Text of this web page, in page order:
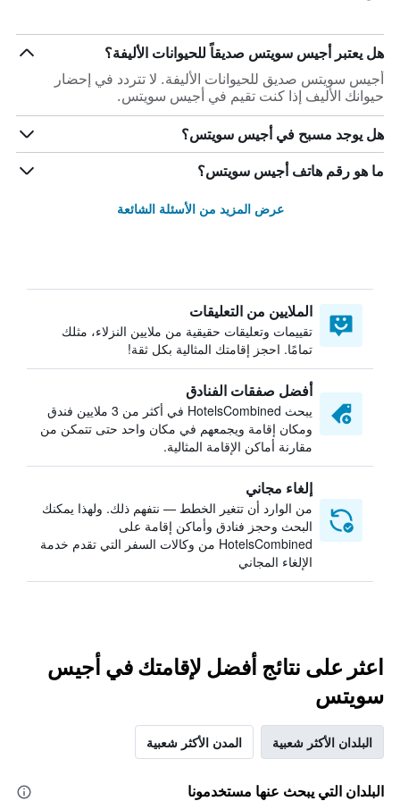
هل يعتبر أجيس سويتس صديقاً للحيوانات الأليفة؟
أجيس سويتس صديق للحيوانات الأليفة. لا تتردد في إحضار
حيوانك الأليف إذا كنت تقيم في أجيس سويتس.
هل يوجد مسبح في أجيس سويتس؟
ما هو رقم هاتف أجيس سويتس؟
عرض المزيد من الأسئلة الشائعة
الملايين من التعليقات
تقييمات وتعليقات حقيقية من ملايين النزلاء، مثلك
تمامًا. احجز إقامتك المثالية بكل ثقة!
أفضل صفقات الفنادق
يبحث HotelsCombined في أكثر من 3 ملايين فندق
ومكان إقامة ويجمعهم في مكان واحد حتى تتمكن من
مقارنة أماكن الإقامة المثالية.
إلغاء مجاني
من الوارد أن تتغير الخطط — نتفهم ذلك. ولهذا يمكنك
البحث وحجز فنادق وأماكن إقامة على
HotelsCombined من وكالات السفر التي تقدم خدمة
الإلغاء المجاني
اعثر على نتائج أفضل لإقامتك في أجيس
سويتس
البلدان الأكثر شعبية المدن الأكثر شعبية
البلدان التي يبحث عنها مستخدمونا